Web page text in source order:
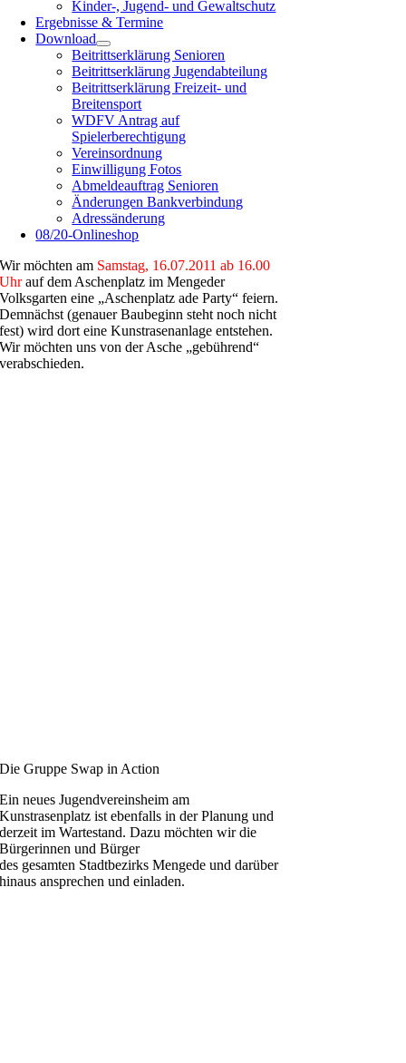
Kinder-, Jugend- und Gewaltschutz
Ergebnisse & Termine
Download
Beitrittserklärung Senioren
Beitrittserklärung Jugendabteilung
Beitrittserklärung Freizeit- und
Breitensport
WDFV Antrag auf
Spielerberechtigung
Vereinsordnung
Einwilligung Fotos
Abmeldeauftrag Senioren
Änderungen Bankverbindung
Adressänderung
08/20-Onlineshop
Wir möchten am Samstag, 16.07.2011 ab 16.00
Uhrauf dem Aschenplatz im Mengeder
Volksgarten eine „Aschenplatz ade Party“ feiern.
Demnächst (genauer Baubeginn steht noch nicht
fest) wird dort eine Kunstrasenanlage entstehen.
Wir möchten uns von der Asche „gebührend“
verabschieden.
Die Gruppe Swap in Action
Ein neues Jugendvereinsheim am
Kunstrasenplatz ist ebenfalls in der Planung und
derzeit im Wartestand. Dazu möchten wir die
Bürgerinnen und Bürger
des gesamten Stadtbezirks Mengede und darüber
hinaus ansprechen und einladen.